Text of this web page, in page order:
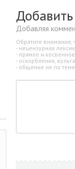
Добавляя
Обратите внимание,
- нецензурная
- прямое и
- оскорбления,
- общение не по